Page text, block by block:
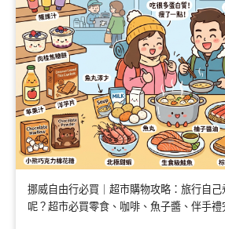
挪威自由行必買｜超市購物攻略：旅行自
呢？超市必買零食、咖啡、魚子醬、伴手禮